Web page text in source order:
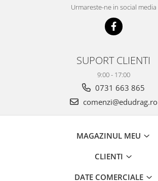
Urmareste-ne in social media
SUPORT CLIENTI
9:00 - 17:00
0731 663 865
comenzi@edudrag.ro
MAGAZINUL MEU
CLIENTI
DATE COMERCIALE